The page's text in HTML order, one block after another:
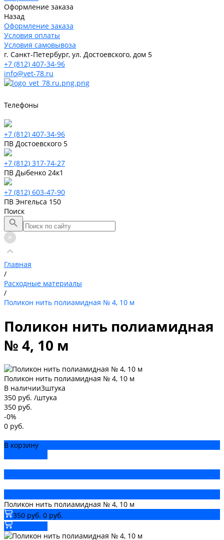
Оформление заказа
Назад
Оформление заказа
Условия оплаты
Условия самовывоза
г. Санкт-Петербург, ул. Достоевского, дом 5
+7 (812) 407-34-96
info@vet-78.ru
Телефоны
+7 (812) 407-34-96
ПВ Достоевского 5
+7 (812) 317-74-27
ПВ Дыбенко 24к1
+7 (812) 603-47-90
ПВ Энгельса 150
Поиск
Главная
/
Расходные материалы
/
Поликон нить полиамидная № 4, 10 м
Поликон нить полиамидная
№ 4, 10 м
Поликон нить полиамидная № 4, 10 м
В наличии3штука
350 руб. /штука
350 руб.
-0%
0 руб.
В корзину
Поликон нить полиамидная № 4, 10 м
350 руб. 0 руб.